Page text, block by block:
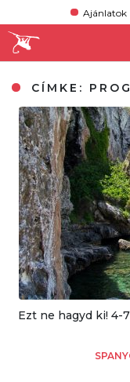
Ajánlatok
CÍMKE:
Ezt ne hagyd ki! 4-